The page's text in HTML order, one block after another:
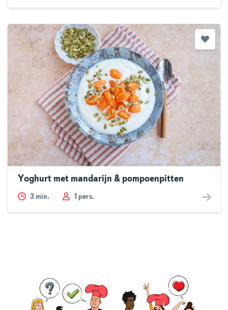
Yoghurt met mandarijn & pompoenpitten
3 min. 1 pers.